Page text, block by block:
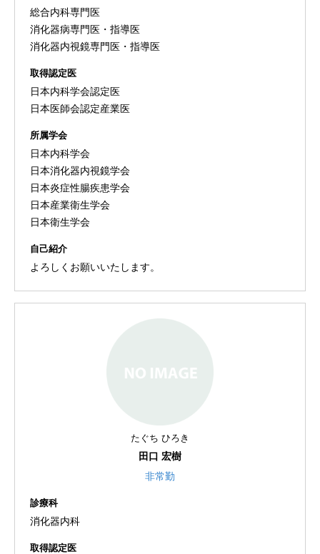
総合内科専門医
消化器病専門医・指導医
消化器内視鏡専門医・指導医
取得認定医
日本内科学会認定医
日本医師会認定産業医
所属学会
日本内科学会
日本消化器内視鏡学会
日本炎症性腸疾患学会
日本産業衛生学会
日本衛生学会
自己紹介
よろしくお願いいたします。
たぐち ひろき
田口 宏樹
非常勤
診療科
消化器内科
取得認定医